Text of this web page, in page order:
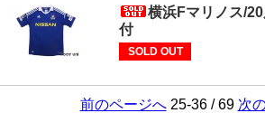
横浜Fマリノス/
付
SOLD OUT
前のページへ25-36 / 69 次